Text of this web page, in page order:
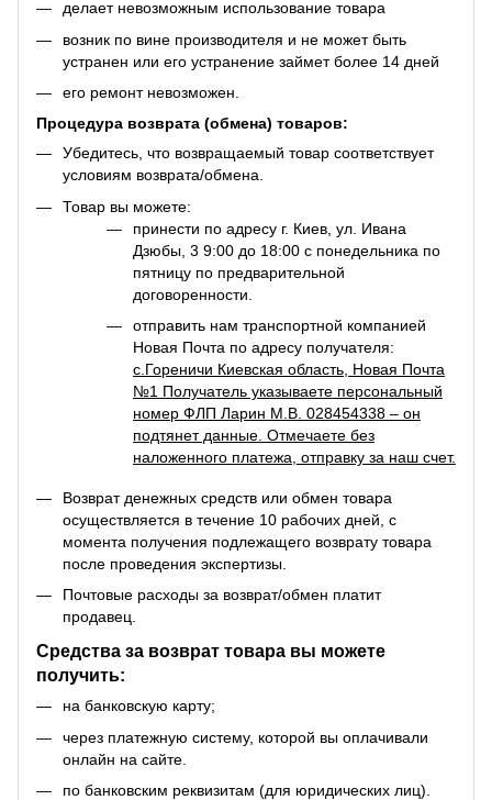
делает невозможным использование товара
возник по вине производителя и не может быть
устранен или его устранение займет более 14 дней
его ремонт невозможен.
Процедура возврата (обмена) товаров:
Убедитесь, что возвращаемый товар соответствует
условиям возврата/обмена.
Товар вы можете:
принести по адресу г. Киев, ул. Ивана
Дзюбы, 3 9:00 до 18:00 с понедельника по
пятницу по предварительной
договоренности.
отправить нам транспортной компанией
Новая Почта по адресу получателя:
с.Гореничи Киевская область, Новая Почта
№1 Получатель указываете персональный
номер ФЛП Ларин М.В. 028454338 – он
подтянет данные. Отмечаете без
наложенного платежа, отправку за наш счет.
Возврат денежных средств или обмен товара
осуществляется в течение 10 рабочих дней, с
момента получения подлежащего возврату товара
после проведения экспертизы.
Почтовые расходы за возврат/обмен платит
продавец.
Средства за возврат товара вы можете
получить:
на банковскую карту;
через платежную систему, которой вы оплачивали
онлайн на сайте.
по банковским реквизитам (для юридических лиц).